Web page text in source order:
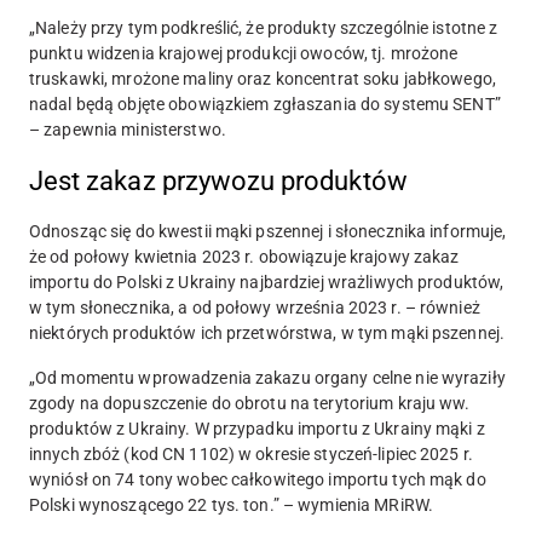
„Należy przy tym podkreślić, że produkty szczególnie istotne z
punktu widzenia krajowej produkcji owoców, tj. mrożone
truskawki, mrożone maliny oraz koncentrat soku jabłkowego,
nadal będą objęte obowiązkiem zgłaszania do systemu SENT”
– zapewnia ministerstwo.
Jest zakaz przywozu produktów
Odnosząc się do kwestii mąki pszennej i słonecznika informuje,
żeod połowy kwietnia 2023 r. obowiązuje krajowy zakaz
importu do Polski z Ukrainy najbardziej wrażliwych produktów,
w tym słonecznika, a od połowy września 2023 r. – również
niektórych produktów ich przetwórstwa, w tym mąki pszennej.
„Od momentu wprowadzenia zakazu organy celne nie wyraziły
zgody na dopuszczenie do obrotu na terytorium kraju ww.
produktów z Ukrainy. W przypadku importu z Ukrainy mąki z
innych zbóż (kod CN 1102) w okresie styczeń-lipiec 2025 r.
wyniósł on 74 tony wobec całkowitego importu tych mąk do
Polski wynoszącego 22 tys. ton.” – wymienia MRiRW.